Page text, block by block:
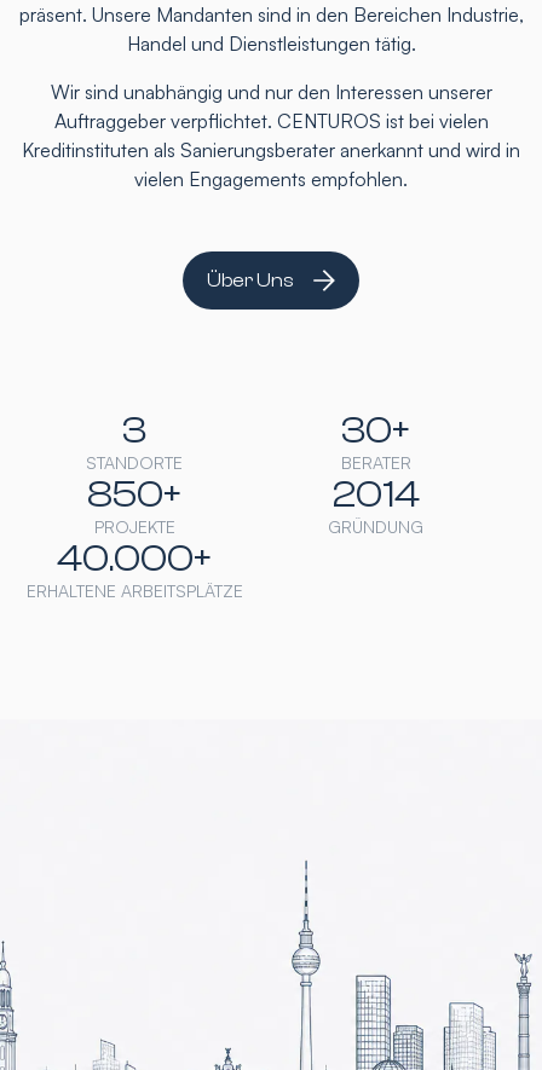
präsent. Unsere Mandanten sind in den Bereichen Industrie,
Handel und Dienstleistungen tätig.
Wir sind unabhängig und nur den Interessen unserer
Auftraggeber verpflichtet. CENTUROS ist bei vielen
Kreditinstituten als Sanierungsberater anerkannt und wird in
vielen Engagements empfohlen.
Über Uns
STANDORTE
3
BERATER
30+
PROJEKTE
850+
GRÜNDUNG
2014
ERHALTENE ARBEITSPLÄTZE
40.000+